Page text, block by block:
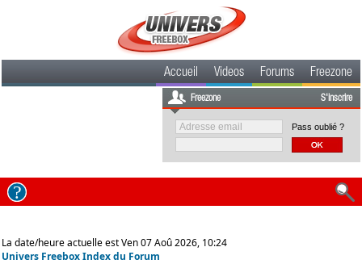
Accueil Videos Forums Freezone
Freezone S'inscrire
Pass oublié ?
La date/heure actuelle est Ven 07 Aoû 2026, 10:24
Univers Freebox Index du Forum